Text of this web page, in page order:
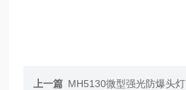
上一篇 MH5130微型强光防爆头灯